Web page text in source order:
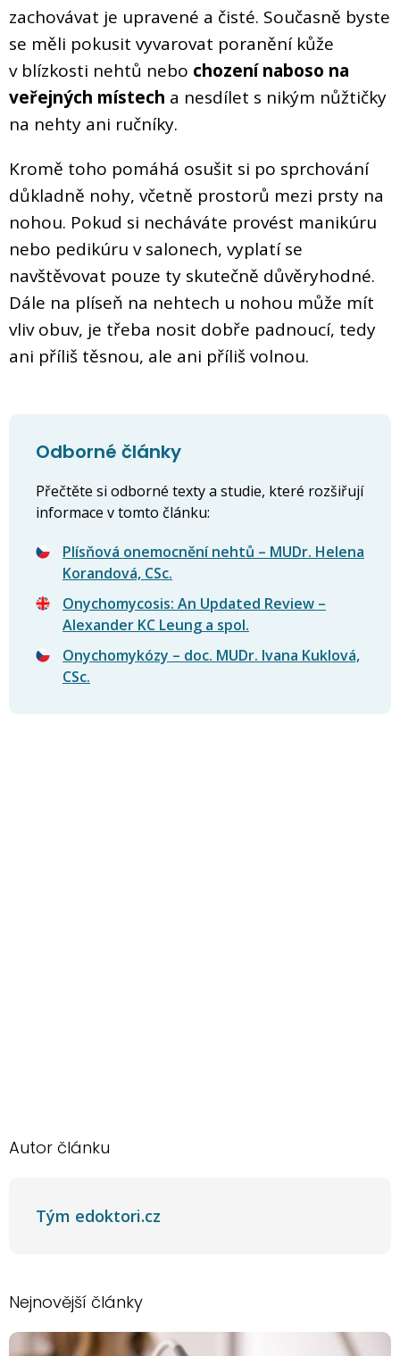
zachovávat je upravené a čisté. Současně byste
se měli pokusit vyvarovat poranění kůže
v blízkosti nehtů nebo chození naboso na
veřejných místech a nesdílet s nikým nůžtičky
na nehty ani ručníky.
Kromě toho pomáhá osušit si po sprchování
důkladně nohy, včetně prostorů mezi prsty na
nohou. Pokud si necháváte provést manikúru
nebo pedikúru v salonech, vyplatí se
navštěvovat pouze ty skutečně důvěryhodné.
Dále na plíseň na nehtech u nohou může mít
vliv obuv, je třeba nosit dobře padnoucí, tedy
ani příliš těsnou, ale ani příliš volnou.
Odborné články
Přečtěte si odborné texty a studie, které rozšiřují
informace v tomto článku:
Plísňová onemocnění nehtů – MUDr. Helena
Korandová, CSc.
Onychomycosis: An Updated Review –
Alexander KC Leung a spol.
Onychomykózy – doc. MUDr. Ivana Kuklová,
CSc.
Autor článku
Tým edoktori.cz
Nejnovější články